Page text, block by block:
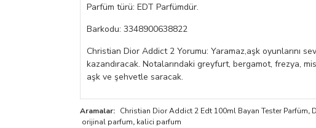
Parfüm türü: EDT Parfümdür.
Barkodu: 3348900638822
Christian Dior Addict 2 Yorumu: Yaramaz,aşk oyunlarını
kazandıracak. Notalarındaki greyfurt, bergamot, frezya,
aşk ve şehvetle saracak.
Aramalar: Christian Dior Addict 2 Edt 100ml Bayan Tester Parfüm,
orijinal parfum, kalici parfum